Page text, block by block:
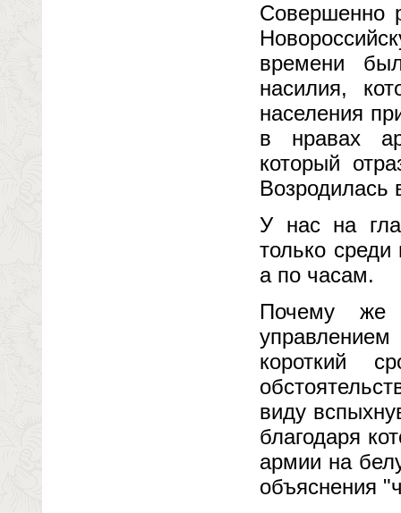
Совершенно
времени
насилия,
населения
в нравах
который
Возродилась
У нас на
только
а по часам.
Почему же
короткий
виду
благодаря
армии на
объяснения